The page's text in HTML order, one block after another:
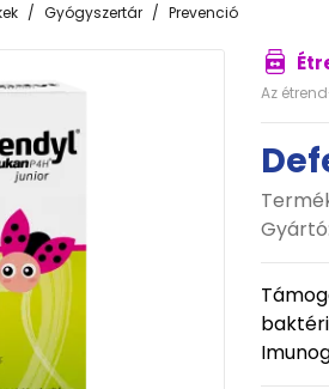
Gyógyszertár Prevenció
Az
Gyártó: